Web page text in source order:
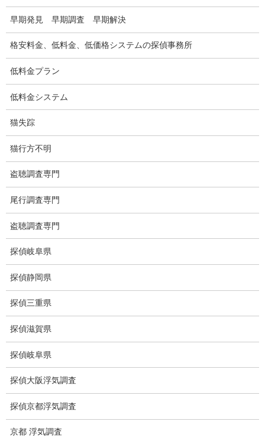
浮気調査プランのご案内
浮気調査の相場
調査費用と調査日数の目安
浮気調査料金の比較例
浮気調査地域
浮気調査関連調査
ドメスティックバイオレンスDV調査
いじめ・子供の虐待
別れさせ屋
盗聴調査
弊社が選ばれる理由
早期発見 早期調査 早期解決
格安料金、低料金、低価格システムの探偵事務所
低料金プラン
低料金システム
猫失踪
猫行方不明
盗聴調査専門
尾行調査専門
盗聴調査専門
探偵岐阜県
探偵静岡県
探偵三重県
探偵滋賀県
探偵岐阜県
探偵大阪浮気調査
探偵京都浮気調査
京都 浮気調査